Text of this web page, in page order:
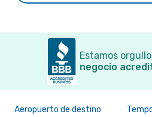
Estamos
negocio
Aeropuerto de destino